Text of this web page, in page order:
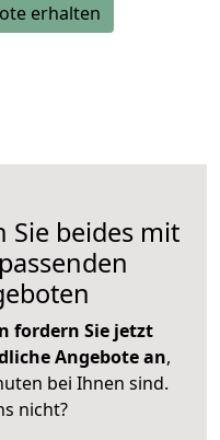
erhalten
Sie beides mit
fordern Sie jetzt
Angebote an,
bei Ihnen sind.
nicht?